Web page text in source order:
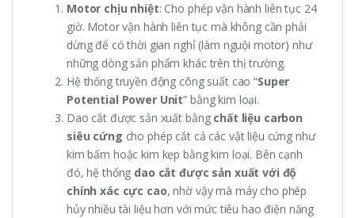
Motor chịu nhiệt: Cho phép vận hành liên tục 24
giờ. Motor vận hành liên tục mà không cần phải
dừng để có thời gian nghỉ (làm nguội motor) như
những dòng sản phẩm khác trên thị trường.
Hệ thống truyền động công suất cao “Super
Potential Power Unit” bằng kim loại.
Dao cắt được sản xuất bằng chất liệu carbon
siêu cứng cho phép cắt cả các vật liệu cứng như
kim bấm hoặc kim kẹp bằng kim loại. Bên cạnh
đó, hệ thống dao cắt được sản xuất với độ
chính xác cực cao, nhờ vậy mà máy cho phép
hủy nhiều tài liệu hơn với mức tiêu hao điện năng